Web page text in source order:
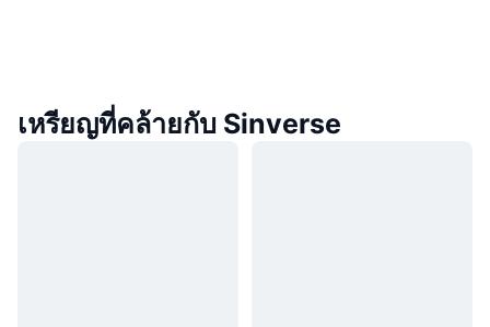
เหรียญที่คล้ายกับ Sinverse